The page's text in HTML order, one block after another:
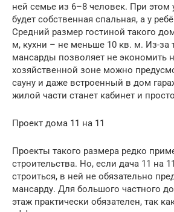
ней семье из 6–8 человек. При
будет собственная спальная, а у
Средний размер гостиной такого
м, кухни – не меньше 10 кв. м. Из-за
мансарды позволяет не экономить
хозяйственной зоне можно
сауну и даже встроенный в дом
жилой части станет кабинет и
Проект дома 11 на 11
Проекты такого размера редко
строительства. Но, если дача 11 на
строиться, в ней не обязательно
мансарду. Для большого частного
этаж практически обязателен, так